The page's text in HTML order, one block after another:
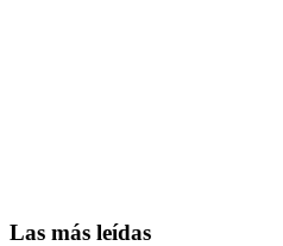
Las más leídas